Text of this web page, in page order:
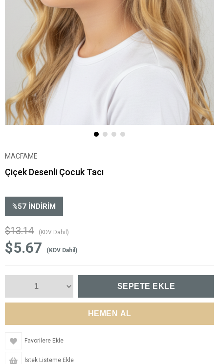
MACFAME
Çiçek Desenli Çocuk Tacı
%57 İNDIRIM
$13.14 (KDV Dahil)
$5.67 (KDV Dahil)
Favorilere Ekle
İstek Listeme Ekle